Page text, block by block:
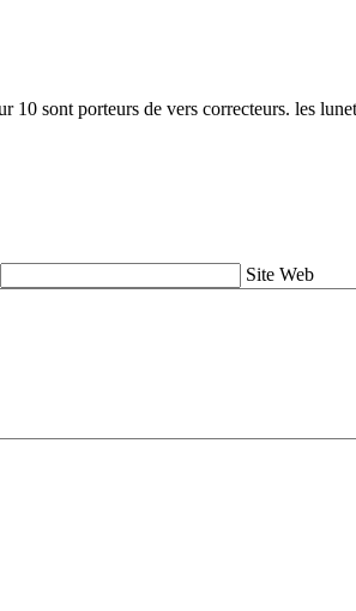
sont porteurs de vers correcteurs. les
Site Web